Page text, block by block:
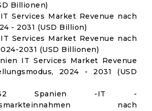
Billionen)
Services Market Revenue nach
- 2031 (USD Billion)
Services Market Revenue nach
2031 (USD Billionen)
IT Services Market Revenue
2024 - 2031 (USD
32 Spanien -IT -
nach